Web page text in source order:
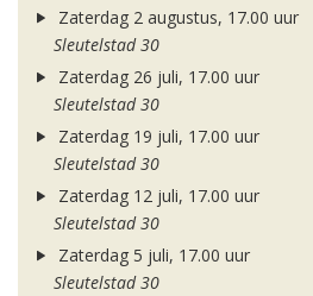
Zaterdag 2 augustus, 17.00 uur
Sleutelstad 30
Zaterdag 26 juli, 17.00 uur
Sleutelstad 30
Zaterdag 19 juli, 17.00 uur
Sleutelstad 30
Zaterdag 12 juli, 17.00 uur
Sleutelstad 30
Zaterdag 5 juli, 17.00 uur
Sleutelstad 30